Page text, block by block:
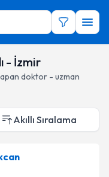
- İzmir
doktor - uzman
Akıllı Sıralama